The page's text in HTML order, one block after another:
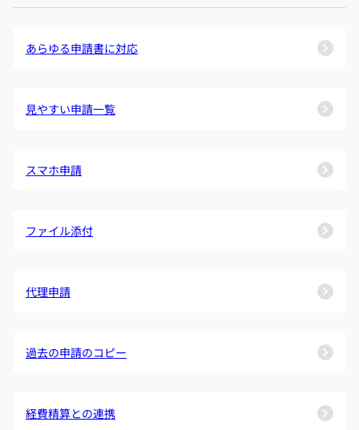
あらゆる申請書に対応
見やすい申請一覧
スマホ申請
ファイル添付
代理申請
過去の申請のコピー
経費精算との連携